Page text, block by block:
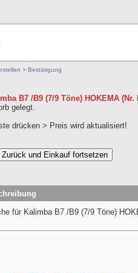
> Bestätigung
B7 /B9 (7/9 Töne) HOKEMA (Nr.
gelegt.
drücken > Preis wird aktualisiert!
für Kalimba B7 /B9 (7/9 Töne)